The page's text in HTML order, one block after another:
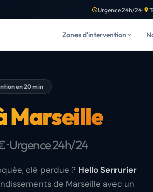
Urgence 24h/24
Zones d'intervention
en 20 min
Marseille
· Urgence 24h/24
clé perdue ? Hello Serrurier
de Marseille avec un